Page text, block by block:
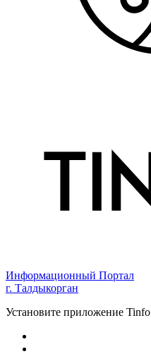
Информационный Портал
г. Талдыкорган
Установите приложение Tinfo